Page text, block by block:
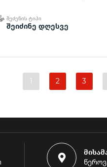
ᲨᲔᲫᲔᲜᲘᲡ ᲢᲘᲞᲘ
შეიძინე დღესვე
1 2 3